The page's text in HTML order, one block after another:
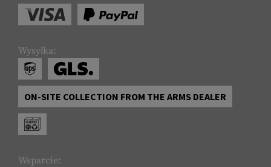
Wysyłka:
ON-SITE COLLECTION FROM THE ARMS DEALER
Wsparcie: